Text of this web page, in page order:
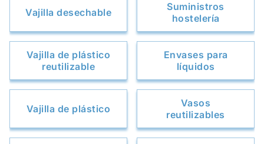
Vajilla desechable
Suministros
hostelería
Vajilla de plástico
reutilizable
Envases para
líquidos
Vajilla de plástico
Vasos
reutilizables